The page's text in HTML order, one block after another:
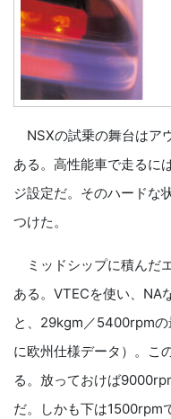
NSXの試乗の舞台はア
ある。高性能車で走るに
ジ設定だ。そのハードな
つけた。
ミッドシップに積んだ
ある。VTECを使い、
と、29kgm／5400rpmの
に欧州仕様データ）。こ
る。放っておけば
だ。しかも下は1500rpm